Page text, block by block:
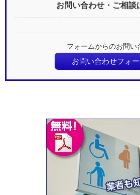
お問い合わせ・ご相談
フォームからのお問い
お問い合わせフォ